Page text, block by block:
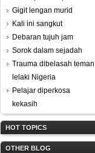
Gigit lengan murid
Kali ini sangkut
Debaran tujuh jam
Sorok dalam sejadah
Trauma dibelasah teman
lelaki Nigeria
Pelajar diperkosa
kekasih
HOT TOPICS
OTHER BLOG